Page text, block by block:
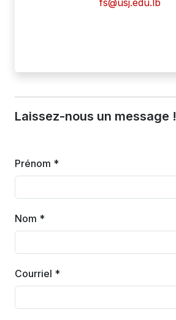
fs@usj.edu.lb
Laissez-nous un message !
Prénom *
Nom *
Courriel *